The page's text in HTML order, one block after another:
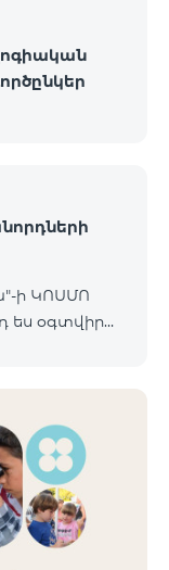
ի ԿՈՍՄՈ
ես օգտվիր
Smart
ԿՈՍՄՈ
բոլոր
ձեռք